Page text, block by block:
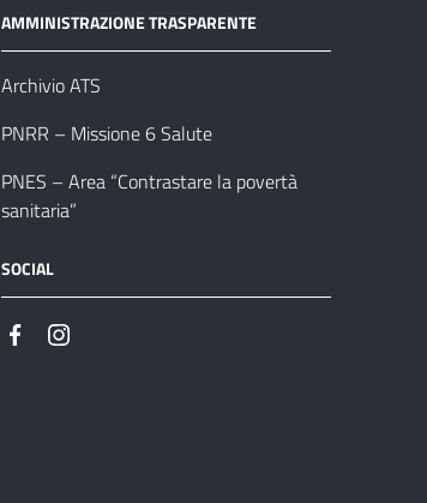
AMMINISTRAZIONE TRASPARENTE
Archivio ATS
PNRR – Missione 6 Salute
PNES – Area “Contrastare la povertà
sanitaria”
SOCIAL